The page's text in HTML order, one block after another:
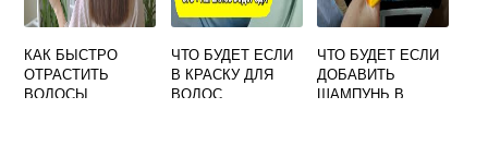
КАК БЫСТРО
ОТРАСТИТЬ
ВОЛОСЫ
ЧТО БУДЕТ ЕСЛИ
В КРАСКУ ДЛЯ
ВОЛОС
ЧТО БУДЕТ ЕСЛИ
ДОБАВИТЬ
ШАМПУНЬ В